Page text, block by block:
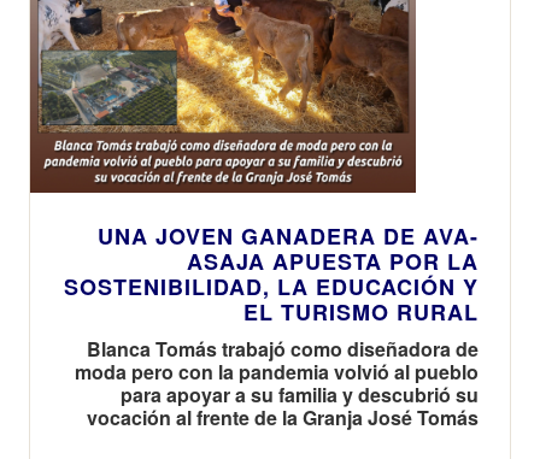
UNA JOVEN GANADERA DE AVA-
ASAJA APUESTA POR LA
SOSTENIBILIDAD, LA EDUCACIÓN Y
EL TURISMO RURAL
Blanca Tomás trabajó como diseñadora de
moda pero con la pandemia volvió al pueblo
para apoyar a su familia y descubrió su
vocación al frente de la Granja José Tomás